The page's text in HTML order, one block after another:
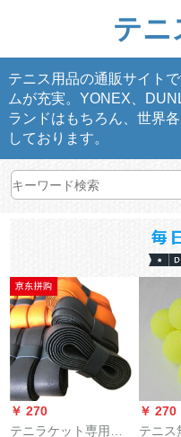
テニ
テニス用品の通販サイト
ムが充実。YONEX、
ランドはもちろん、世界
しております。
￥ 270
テニラケット専用の
￥ 270
テニス